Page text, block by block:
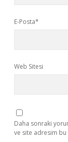
E-Posta*
Web Sitesi
Daha sonraki
ve site adresim bu